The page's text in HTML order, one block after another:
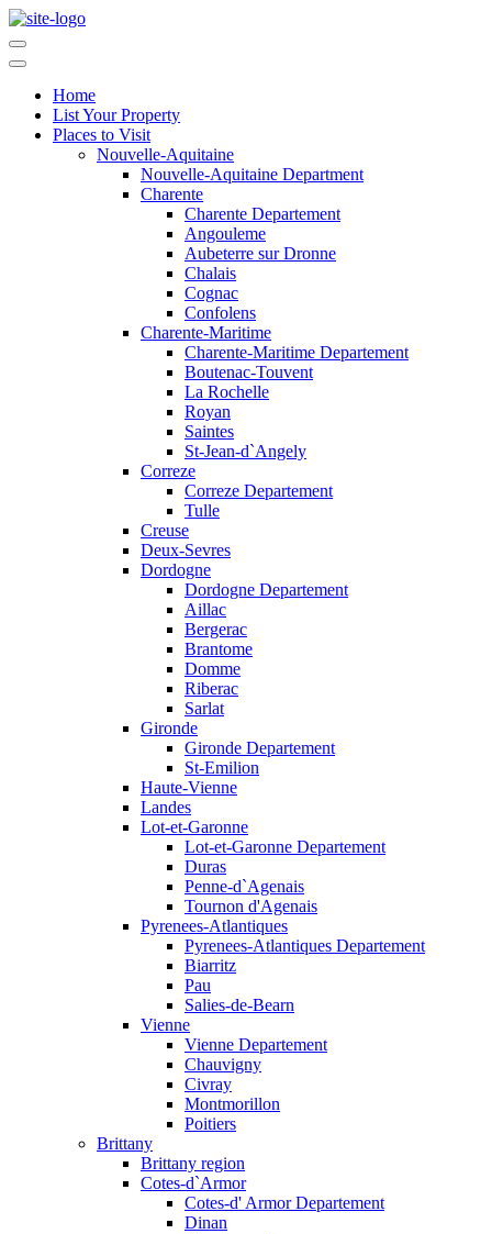
Home
List Your Property
Places to Visit
Nouvelle-Aquitaine
Nouvelle-Aquitaine Department
Charente
Charente Departement
Angouleme
Aubeterre sur Dronne
Chalais
Cognac
Confolens
Charente-Maritime
Charente-Maritime Departement
Boutenac-Touvent
La Rochelle
Royan
Saintes
St-Jean-d`Angely
Correze
Correze Departement
Tulle
Creuse
Deux-Sevres
Dordogne
Dordogne Departement
Aillac
Bergerac
Brantome
Domme
Riberac
Sarlat
Gironde
Gironde Departement
St-Emilion
Haute-Vienne
Landes
Lot-et-Garonne
Lot-et-Garonne Departement
Duras
Penne-d`Agenais
Tournon d'Agenais
Pyrenees-Atlantiques
Pyrenees-Atlantiques Departement
Biarritz
Pau
Salies-de-Bearn
Vienne
Vienne Departement
Chauvigny
Civray
Montmorillon
Poitiers
Brittany
Brittany region
Cotes-d`Armor
Cotes-d' Armor Departement
Dinan